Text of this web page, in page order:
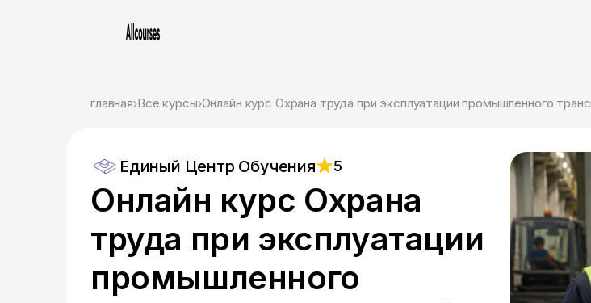
главная Все курсы Онлайн курс Охрана труда при эксплуатации промышленного
Единый Центр Обучения 5
Онлайн курс Охрана
труда при эксплуатации
промышленного